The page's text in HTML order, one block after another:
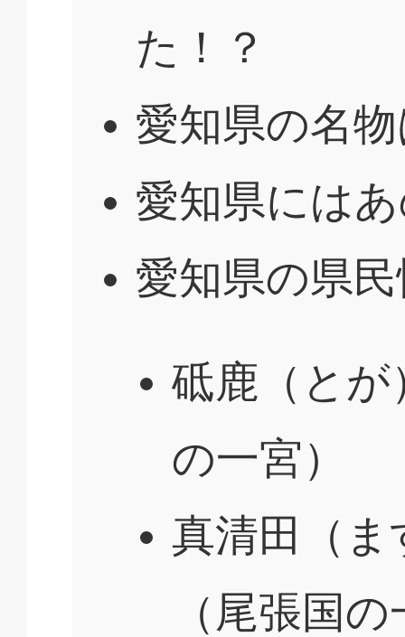
た！？
愛知県の名
愛知県には
愛知県の県
砥鹿（とが
の一宮）
真清田（ま
（尾張国